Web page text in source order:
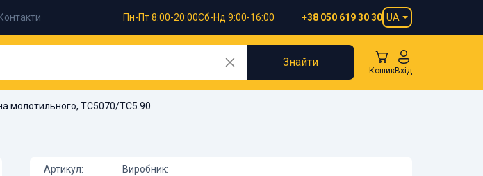
Пн-Пт 8:00-20:00Сб-Нд 9:00-16:00 +38 050 619 30 30 UA
Знайти
КошикВхід
молотильного, TC5070/TC5.90
Артикул: Виробник: